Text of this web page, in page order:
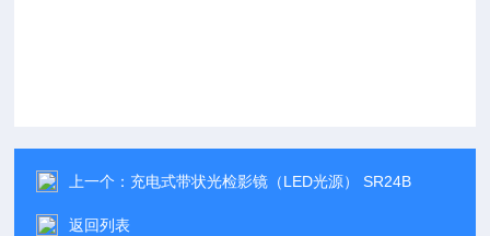
上一个： 充电式带状光检影镜（LED光源） SR24B
返回列表